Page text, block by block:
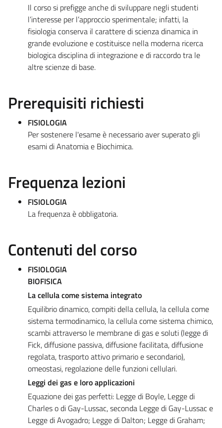
Il corso si prefigge anche di sviluppare negli studenti
l’interesse per l’approccio sperimentale; infatti, la
fisiologia conserva il carattere di scienza dinamica in
grande evoluzione e costituisce nella moderna ricerca
biologica disciplina di integrazione e di raccordo tra le
altre scienze di base.
Prerequisiti richiesti
FISIOLOGIA
Per sostenere l'esame è necessario aver superato gli
esami di Anatomia e Biochimica.
Frequenza lezioni
FISIOLOGIA
La frequenza è obbligatoria.
Contenuti del corso
FISIOLOGIA
BIOFISICA
La cellula come sistema integrato
Equilibrio dinamico, compiti della cellula, la cellula come
sistema termodinamico, la cellula come sistema chimico,
scambi attraverso le membrane di gas e soluti (legge di
Fick, diffusione passiva, diffusione facilitata, diffusione
regolata, trasporto attivo primario e secondario),
omeostasi, regolazione delle funzioni cellulari.
Leggi dei gas e loro applicazioni
Equazione dei gas perfetti: Legge di Boyle, Legge di
Charles o di Gay-Lussac, seconda Legge di Gay-Lussac e
Legge di Avogadro; Legge di Dalton; Legge di Graham;